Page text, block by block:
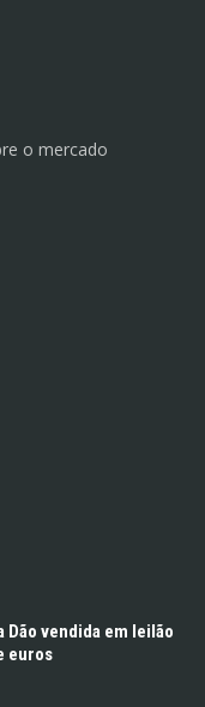
o mercado
vendida em leilão
euros